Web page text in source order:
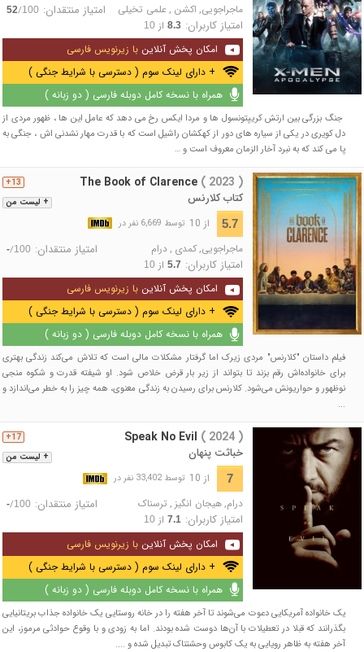
ماجراجویی, اکشن , علمی تخیلی امتیاز منتقدان: 52/100
امتیاز کاربران: 8.3از 10
امکان پخش آنلاین با زیرنویس فارسی
+ دارای لینک سوم ( دسترسی با شرایط جنگی )
همراه با نسخه کامل دوبله فارسی ( دو زبانه )
جنگ بزرگی بین ارتش کریپتونسول ها و مردا ایکس رخ می دهد که عامل این ها ، ظهور مردی از
دل کویری در یکی از سیاره های دور از کهکشان راشیل است که با قدرت مهار نشدنی اش ، جنگی به
پا می کند که به نبرد آخار الزمان معروف است و …
+ لیست من
13+ The Book of Clarence ( 2023 )
کتاب کلارنس
5.7 از 10 توسط 6,669 نفر در
ماجراجویی,کمدی ,درام امتیاز منتقدان: -/100
امتیاز کاربران: 5.7از 10
امکان پخش آنلاین با زیرنویس فارسی
+ دارای لینک سوم ( دسترسی با شرایط جنگی )
همراه با نسخه کامل دوبله فارسی ( دو زبانه )
فیلم داستان "کلارنس" مردی زیرک اما گرفتار مشکلات مالی است که تلاش می‌کند زندگی بهتری
برای خانواده‌اش رقم بزند تا بتواند از زیر بار قرض‌ خلاص شود. او شیفته قدرت و شکوه منجی
نوظهور و حواریونش می‌شود. کلارنس برای رسیدن به زندگی معنوی، همه چیز را به خطر می‌اندازد و
...
+ لیست من
17+ Speak No Evil ( 2024 )
خباثت پنهان
7 از 10 توسط 33,402 نفر در
درام,هیجان انگیز , ترسناک امتیاز منتقدان: -/100
امتیاز کاربران: 7.1از 10
امکان پخش آنلاین با زیرنویس فارسی
+ دارای لینک سوم ( دسترسی با شرایط جنگی )
همراه با نسخه کامل دوبله فارسی ( دو زبانه )
یک خانواده آمریکایی دعوت می‌شوند تا آخر هفته را در خانه روستایی یک خانواده جذاب بریتانیایی
بگذرانند که قبلا در تعطیلات با آن‌ها دوست شده بودند. اما به زودی و با وقوع حوادثی مرموز، این
آخر هفته به ظاهر رویایی به یک کابوس وحشتناک تبدیل شده و ....